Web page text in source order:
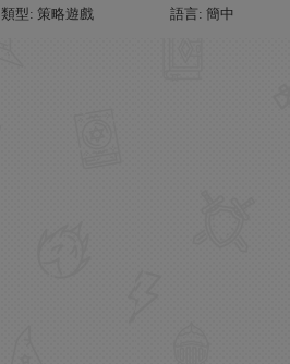
類型: 策略遊戲
語言: 簡中